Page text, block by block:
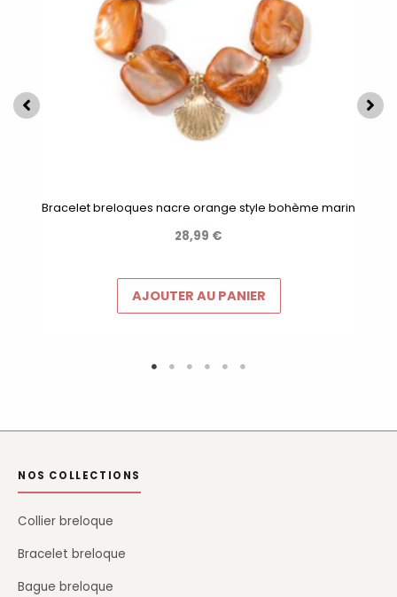
Bracelet breloques nacre orange style bohème marin
28,99 €
AJOUTER AU PANIER
NOS COLLECTIONS
Collier breloque
Bracelet breloque
Bague breloque